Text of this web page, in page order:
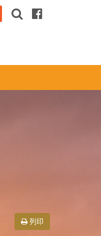
搜 Facebook
列印